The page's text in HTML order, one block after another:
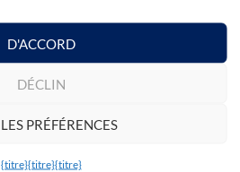
D'ACCORD
DÉCLIN
PRÉFÉRENCES
{titre}{titre}{titre}